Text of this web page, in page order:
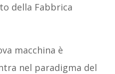
della Fabbrica
macchina è
nel paradigma del